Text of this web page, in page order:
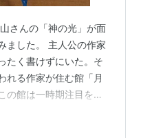
さんの「神の光」が面
ました。 主人公の作家
たく書けずにいた。そ
れる作家が住む館「月
の館は一時期注目を浴
ために始まったとの